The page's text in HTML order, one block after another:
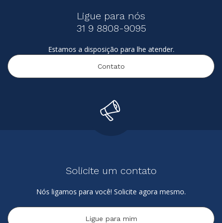
Ligue para nós
31 9 8808-9095
Estamos a disposição para lhe atender.
Contato
Solicite um contato
Nós ligamos para você! Solicite agora mesmo.
Ligue para mim